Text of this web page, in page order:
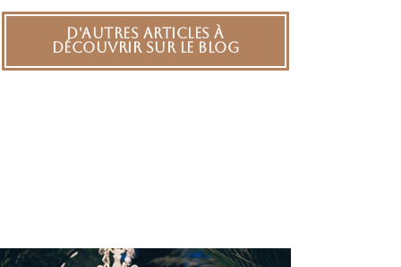
D'autres articles à
découvrir sur le blog